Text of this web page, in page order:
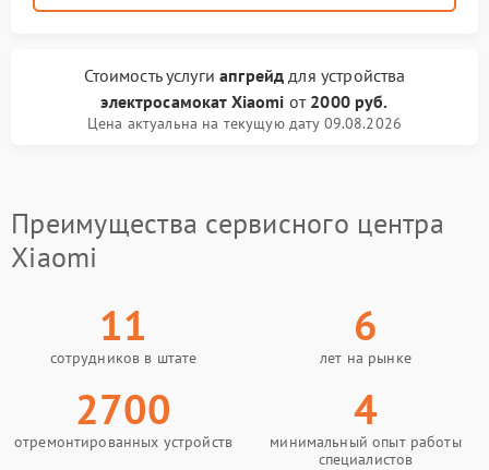
Стоимость услугиапгрейд для устройства
электросамокат Xiaomi от 2000 руб.
Цена актуальна на текущую дату 09.08.2026
Преимущества сервисного центра
Xiaomi
11
сотрудников в штате
6
лет на рынке
2700
отремонтированных устройств
4
минимальный опыт работы
специалистов